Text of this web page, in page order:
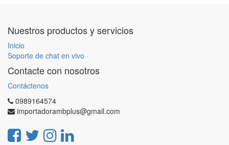
Nuestros productos y servicios
Inicio
Soporte de chat en vivo
Contacte con nosotros
Contáctenos
0989164574
importadorambplus@gmail.com